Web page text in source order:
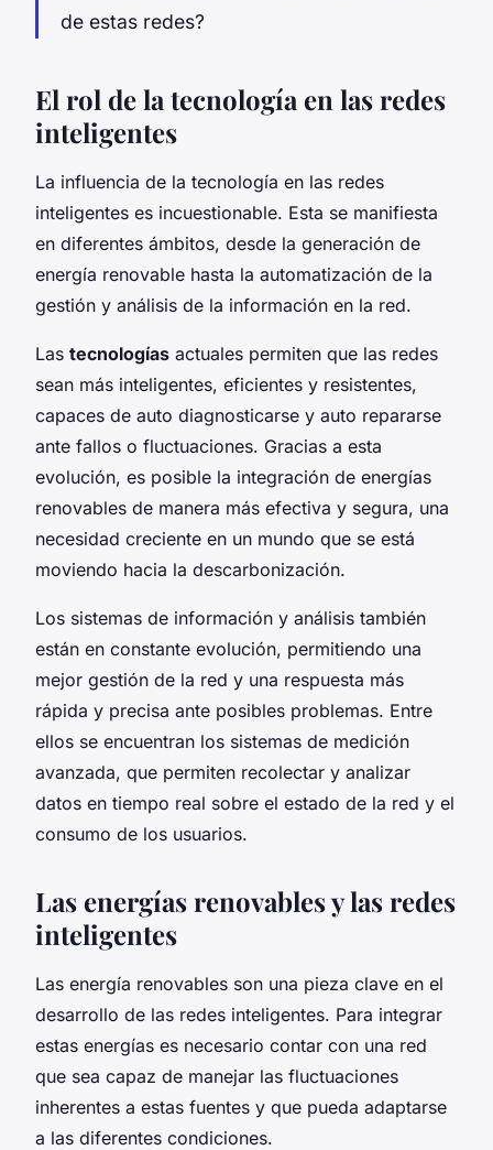
de estas redes?
El rol de la tecnología en las redes
inteligentes
La influencia de la tecnología en las redes
inteligentes es incuestionable. Esta se manifiesta
en diferentes ámbitos, desde la generación de
energía renovable hasta la automatización de la
gestión y análisis de la información en la red.
Las tecnologías actuales permiten que las redes
sean más inteligentes, eficientes y resistentes,
capaces de auto diagnosticarse y auto repararse
ante fallos o fluctuaciones. Gracias a esta
evolución, es posible la integración de energías
renovables de manera más efectiva y segura, una
necesidad creciente en un mundo que se está
moviendo hacia la descarbonización.
Los sistemas de información y análisis también
están en constante evolución, permitiendo una
mejor gestión de la red y una respuesta más
rápida y precisa ante posibles problemas. Entre
ellos se encuentran los sistemas de medición
avanzada, que permiten recolectar y analizar
datos en tiempo real sobre el estado de la red y el
consumo de los usuarios.
Las energías renovables y las redes
inteligentes
Las energía renovables son una pieza clave en el
desarrollo de las redes inteligentes. Para integrar
estas energías es necesario contar con una red
que sea capaz de manejar las fluctuaciones
inherentes a estas fuentes y que pueda adaptarse
a las diferentes condiciones.